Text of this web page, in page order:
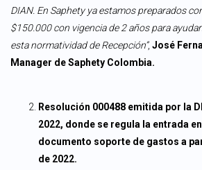
DIAN. En Saphety ya estamos preparados
$150.000 con vigencia de 2 años para
esta normatividad de Recepción”, José
Manager de Saphety Colombia.
Resolución 000488 emitida por la
2022, donde se regula la entrada
documento soporte de gastos a
de 2022.